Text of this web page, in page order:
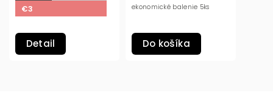
€3
Detail Do košíka
ekonomické balenie 5ks